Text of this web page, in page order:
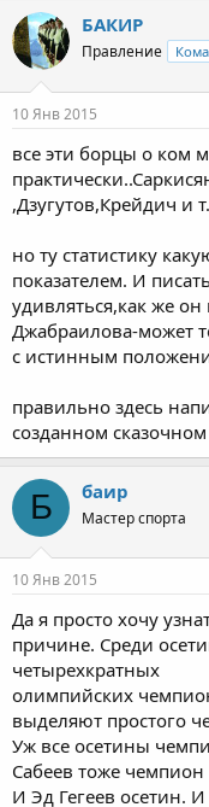
БАКИР
Правление
10 Янв 2015
все эти борцы о ком
,Дзугутов,Крейдич и
но ту статистику
показателем. И
удивляться,как же
Джабраилова-может
с истинным
правильно здесь
созданном
Б баир
Мастер спорта
10 Янв 2015
Да я просто хочу
причине. Среди
четырехкратных
олимпийских
выделяют простого
Уж все осетины
Сабеев тоже
И Эд Гегеев осетин.